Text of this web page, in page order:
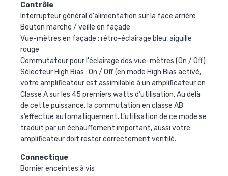
Contrôle
Interrupteur général d'alimentation sur la face arrière
Bouton marche / veille en façade
Vue-mètres en façade : rétro-éclairage bleu, aiguille
rouge
Commutateur pour l'éclairage des vue-mètres (On / Off)
Sélecteur High Bias : On / Off (en mode High Bias activé,
votre amplificateur est assimilable à un amplificateur en
Classe A sur les 45 premiers watts d’utilisation. Au delà
de cette puissance, la commutation en classe AB
s’effectue automatiquement. L’utilisation de ce mode se
traduit par un échauffement important, aussi votre
amplificateur doit rester correctement ventilé.
Connectique
Bornier enceintes à vis